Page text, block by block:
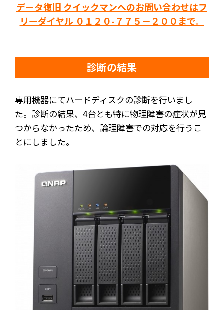
データ復旧 クイックマンへのお問い合わせはフ
リーダイヤル ０１２０-７７５－２００まで。
診断の結果
専用機器にてハードディスクの診断を行いまし
た。診断の結果、4台とも特に物理障害の症状が見
つからなかったため、論理障害での対応を行うこ
とにしました。